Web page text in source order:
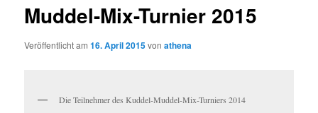
Muddel-Mix-Turnier 2015
Veröffentlicht am16. April 2015vonathena
Die Teilnehmer des Kuddel-Muddel-Mix-Turniers 2014